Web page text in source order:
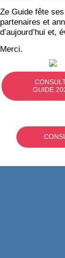
Ze Guide fête
partenaires et
d’aujourd’hui et,
Merci.
GUIDE